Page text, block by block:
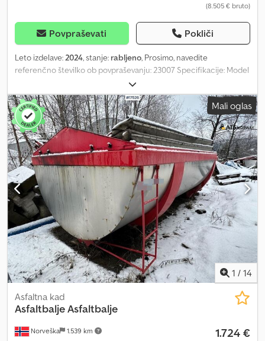
(8.505 € bruto)
Povpraševati Pokliči
Leto izdelave:2024, stanje: rabljeno, Prosimo, navedite
referenčno številko ob povpraševanju: 23007 Specifikacije: Model
2024 Delovna širina: 3,7 m Električni cestni ventil Teža: 1235 kg
Pozicijske luči Takoj na voljo Dsdpfxjzqkm To Abgskr = Dodatne
informacije = Novo: Ne Namen uporabe: Prevoz blaga Serijska
številka: 19xxxx Za več informacij kontaktirajte ATS Norway.
Mali oglas
1 / 14
Norveška 1.539 km
Asfaltna kad
Asfaltbalje Asfaltbalje
1.724 €